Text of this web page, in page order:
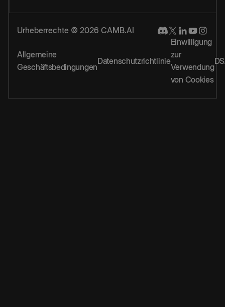
Urheberrechte © 2026 CAMB.AI
Allgemeine
Geschäftsbedingungen
Datenschutzrichtlinie
Einwilligung
zur
Verwendung
von Cookies